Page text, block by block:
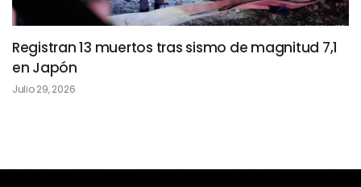
Registran 13 muertos tras sismo de magnitud 7,1
en Japón
Julio 29, 2026